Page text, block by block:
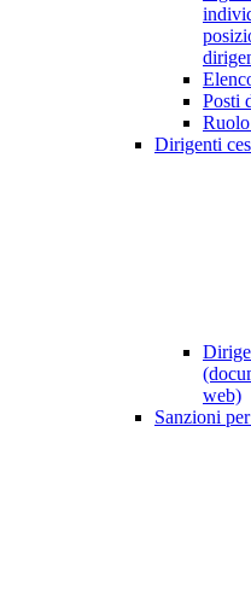
Posti
Dirigenti
web)
Sanzioni